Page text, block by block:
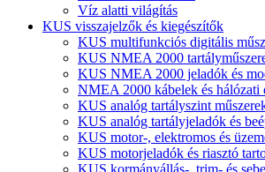
Víz alatti világítás
KUS visszajelzők és kiegészítők
KUS multifunkciós digitális
KUS NMEA 2000
KUS NMEA 2000 jeladók és
NMEA 2000 kábelek és hálózati
KUS analóg tartályszint
KUS analóg tartályjeladók és
KUS motor-, elektromos és
KUS motorjeladók és riasztó